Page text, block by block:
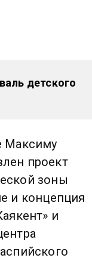
детского
Максиму
проект
зоны
и концепция
и